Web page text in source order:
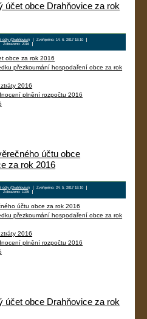
účet obce Drahňovice za rok
účty (Drahňovice)
Zveřejněno: 14. 6. 2017 18:10
Zobrazeno: 2016
obce za rok 2016
přezkoumání hospodaření obce za rok
2016
plnění rozpočtu 2016
účtu obce
za rok 2016
účty (Drahňovice)
Zveřejněno: 24. 5. 2017 18:10
Zobrazeno: 1935
účtu obce za rok 2016
přezkoumání hospodaření obce za rok
2016
plnění rozpočtu 2016
účet obce Drahňovice za rok